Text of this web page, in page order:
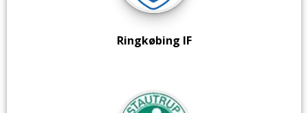
Ringkøbing IF